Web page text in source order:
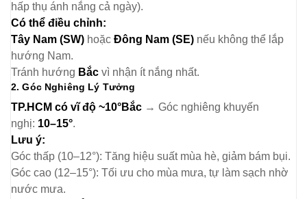
hấp thụ ánh nắng cả ngày).
Có thể điều chỉnh:
Tây Nam (SW) hoặc Đông Nam (SE) nếu không thể lắp
hướng Nam.
Tránh hướng Bắc vì nhận ít nắng nhất.
2. Góc Nghiêng Lý Tưởng
TP.HCM có vĩ độ ~10°Bắc → Góc nghiêng khuyến
nghị: 10–15°.
Lưu ý:
Góc thấp (10–12°): Tăng hiệu suất mùa hè, giảm bám bụi.
Góc cao (12–15°): Tối ưu cho mùa mưa, tự làm sạch nhờ
nước mưa.